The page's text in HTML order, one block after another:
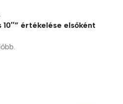
értékelése elsőként